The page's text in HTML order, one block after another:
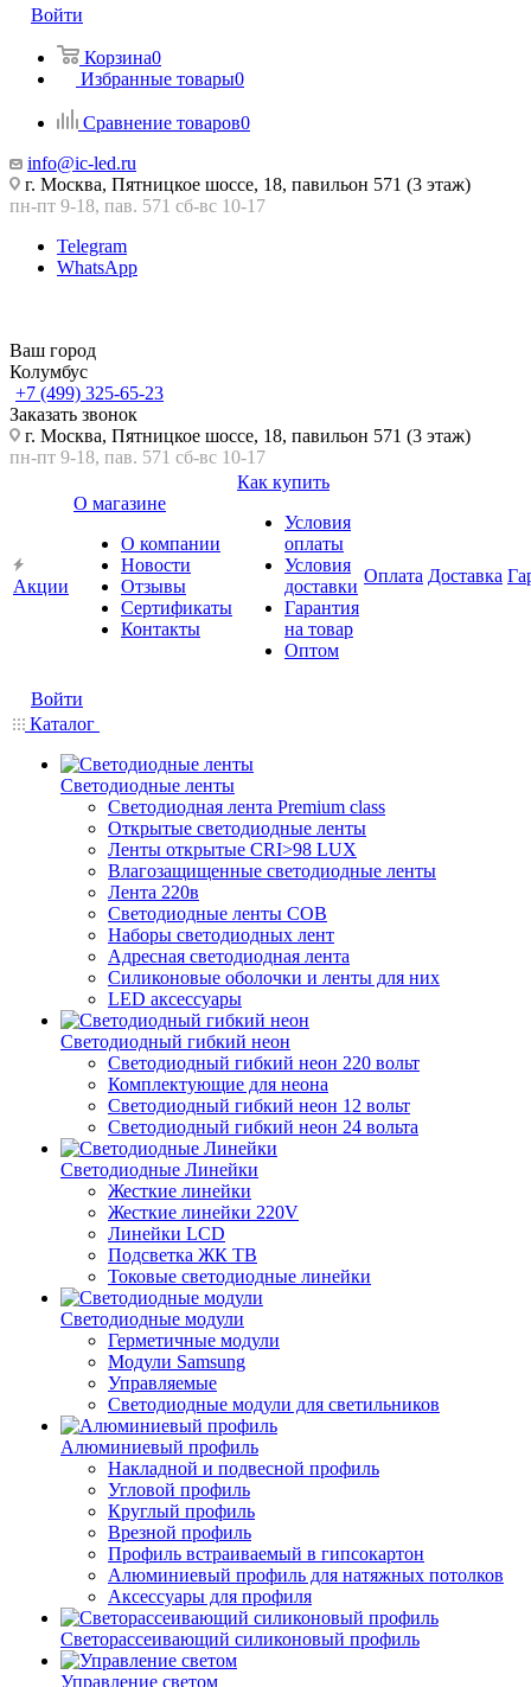
Войти
Корзина0
Избранные товары0
Сравнение товаров0
info@ic-led.ru
г. Москва, Пятницкое шоссе, 18, павильон 571 (3 этаж)
пн-пт 9-18, пав. 571 сб-вс 10-17
Telegram
WhatsApp
Ваш город
Колумбус
+7 (499) 325-65-23
Заказать звонок
г. Москва, Пятницкое шоссе, 18, павильон 571 (3 этаж)
пн-пт 9-18, пав. 571 сб-вс 10-17
Акции
О магазине
О компании
Новости
Отзывы
Сертификаты
Контакты
Как купить
Условия
оплаты
Условия
доставки
Гарантия
на товар
Оптом
Оплата Доставка
Войти
Каталог
Светодиодные ленты
Светодиодная лента Premium class
Открытые светодиодные ленты
Ленты открытые CRI>98 LUX
Влагозащищенные светодиодные ленты
Лента 220в
Светодиодные ленты COB
Наборы светодиодных лент
Адресная светодиодная лента
Силиконовые оболочки и ленты для них
LED аксессуары
Светодиодный гибкий неон
Светодиодный гибкий неон 220 вольт
Комплектующие для неона
Светодиодный гибкий неон 12 вольт
Светодиодный гибкий неон 24 вольта
Светодиодные Линейки
Жесткие линейки
Жесткие линейки 220V
Линейки LCD
Подсветка ЖК ТВ
Токовые светодиодные линейки
Светодиодные модули
Герметичные модули
Модули Samsung
Управляемые
Светодиодные модули для светильников
Алюминиевый профиль
Накладной и подвесной профиль
Угловой профиль
Круглый профиль
Врезной профиль
Профиль встраиваемый в гипсокартон
Алюминиевый профиль для натяжных потолков
Аксессуары для профиля
Светорассеивающий силиконовый профиль
Управление светом